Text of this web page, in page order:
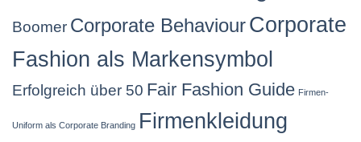
Boomer Corporate BehaviourCorporate
Fashion als Markensymbol
Erfolgreich über 50 Fair Fashion Guide Firmen-
Uniform als Corporate Branding Firmenkleidung